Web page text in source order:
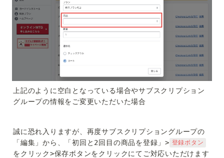
上記のように空白となっている場合やサブスクリプション
グループの情報をご変更いただいた場合
誠に恐れ入りますが、再度サブスクリプショングループの
「編集」から、「初回と2回目の商品を登録」> 登録ボタン
をクリック>保存ボタンをクリックにてご対応いただけます